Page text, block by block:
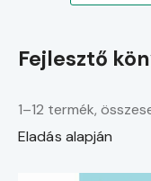
fejlesztő
1–12 termék,